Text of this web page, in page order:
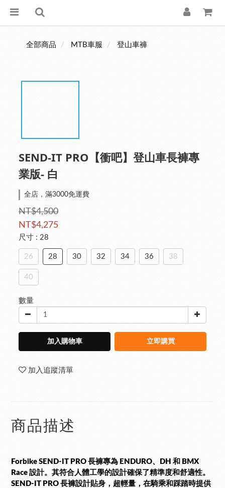
全部商品 MTB車服 登山車褲
SEND-IT PRO【衝吧】登山車長褲專
業版- 白
全店，滿3000免運費
NT$4,500
NT$4,275
尺寸 : 28
26 28 30 32 34 36 38
40
數量
加入購物車 立即購買
加入追蹤清單
商品描述
Forbike SEND-IT PRO 長褲專為 ENDURO、DH 和 BMX
Race 設計。其符合人體工學的設計確保了精準度和舒適性。
SEND-IT PRO 長褲設計貼身，超輕量，在騎乘和踩踏時提供